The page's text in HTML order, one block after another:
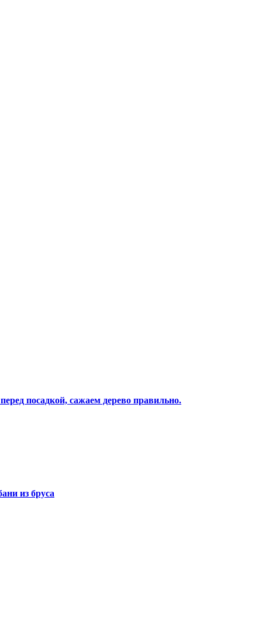
посадкой, сажаем дерево правильно.
из бруса